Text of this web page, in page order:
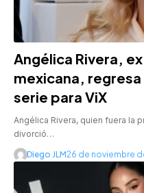
Angélica Rivera,
mexicana, regresa
serie para ViX
Angélica Rivera, quien fuera la
divorció…
Diego JLM26 de noviembre